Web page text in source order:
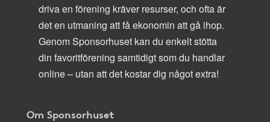
driva en förening kräver resurser, och ofta är
det en utmaning att få ekonomin att gå ihop.
Genom Sponsorhuset kan du enkelt stötta
din favoritförening samtidigt som du handlar
online – utan att det kostar dig något extra!
Om Sponsorhuset